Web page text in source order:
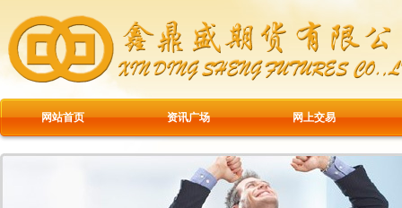
网站首页 资讯广场 网上交易